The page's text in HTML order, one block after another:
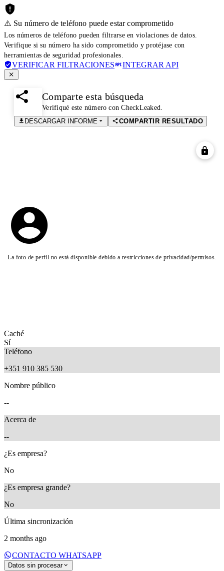
⚠️ Su número de teléfono puede estar comprometido
Los números de teléfono pueden filtrarse en violaciones de datos.
Verifique si su número ha sido comprometido y protéjase con
herramientas de seguridad profesionales.
VERIFICAR FILTRACIONES INTEGRAR API
Comparte esta búsqueda
Verifiqué este número con CheckLeaked.
DESCARGAR INFORME
COMPARTIR RESULTADO
La foto de perfil no está disponible debido a restricciones de privacidad/permisos.
Caché
Sí
Teléfono
+351 910 385 530
Nombre público
--
Acerca de
--
¿Es empresa?
No
¿Es empresa grande?
No
Última sincronización
2 months ago
CONTACTO WHATSAPP
Datos sin procesar